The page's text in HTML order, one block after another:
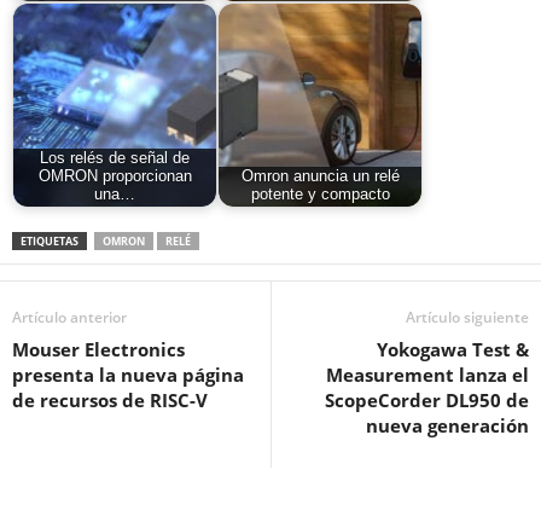
Los relés de señal de
OMRON proporcionan
una…
Omron anuncia un relé
potente y compacto
ETIQUETAS OMRON RELÉ
Artículo anterior
Mouser Electronics
presenta la nueva página
de recursos de RISC-V
Artículo siguiente
Yokogawa Test &
Measurement lanza el
ScopeCorder DL950 de
nueva generación